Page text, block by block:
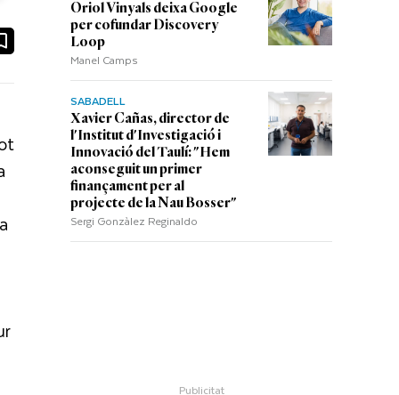
Oriol Vinyals deixa Google
per cofundar Discovery
Loop
Manel Camps
SABADELL
Xavier Cañas, director de
l'Institut d'Investigació i
Innovació del Taulí: "Hem
aconseguit un primer
finançament per al
projecte de la Nau Bosser"
Sergi Gonzàlez Reginaldo